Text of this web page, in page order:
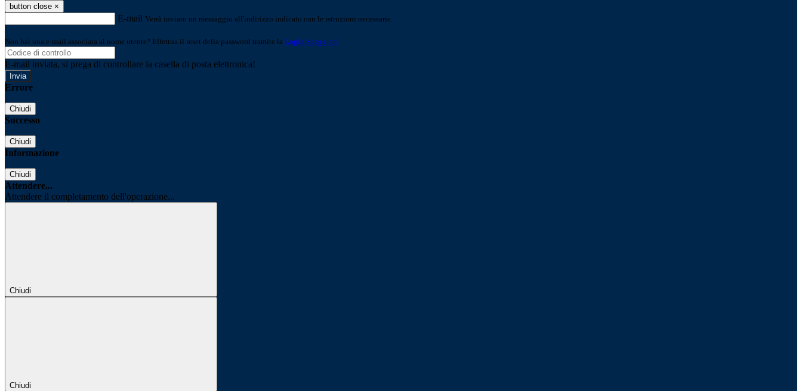
button close ×
E-mail Verrà inviato un messaggio all'indirizzo indicato con le istruzioni necessarie.
Non hai una e-mail associata al nome utente? Effettua il reset della password tramite la Login Spaggiari
E-mail inviata, si prega di controllare la casella di posta elettronica!
Errore
Chiudi
Successo
Chiudi
Informazione
Chiudi
Attendere...
Attendere il completamento dell'operazione...
Chiudi
Chiudi